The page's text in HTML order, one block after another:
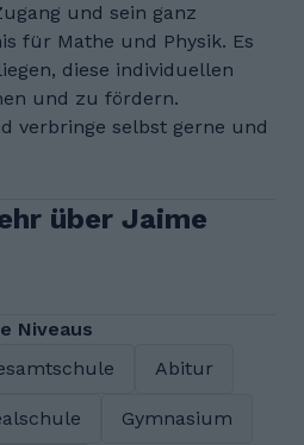
und sein ganz
für Mathe und Physik. Es
diese individuellen
und zu fördern.
verbringe selbst gerne und
über Jaime
Niveaus
Abitur
Gymnasium